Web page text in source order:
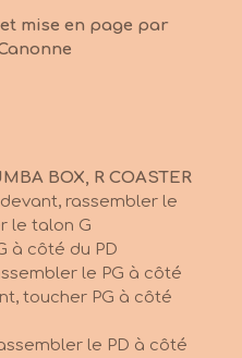
mise en page par
BOX, R COASTER
rassembler le
le talon G
à côté du PD
le PG à côté
toucher PG à côté
le PD à côté